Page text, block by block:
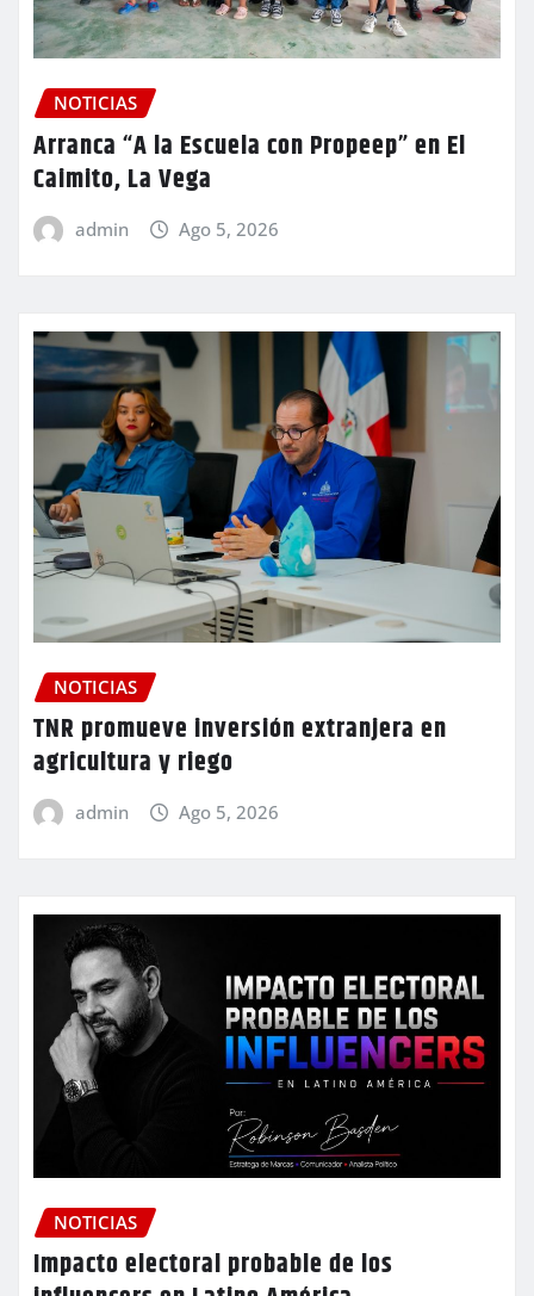
NOTICIAS
Arranca “A la Escuela con Propeep” en El
Caimito, La Vega
admin Ago 5, 2026
NOTICIAS
TNR promueve inversión extranjera en
agricultura y riego
admin Ago 5, 2026
NOTICIAS
Impacto electoral probable de los